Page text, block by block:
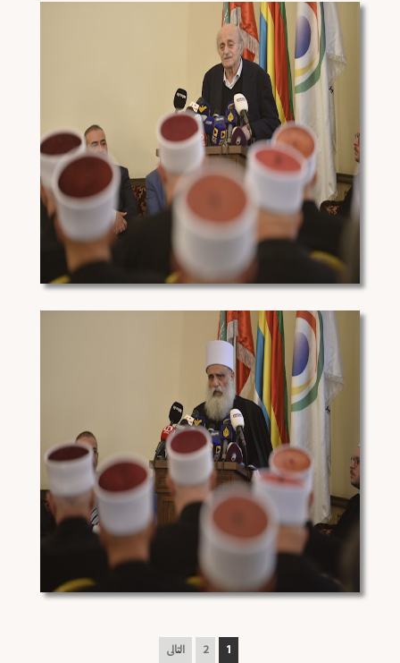
1
2 التالى